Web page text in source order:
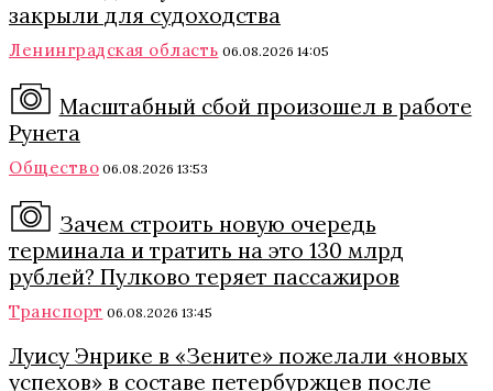
закрыли для судоходства
Ленинградская область 06.08.2026 14:05
Масштабный сбой произошел в работе
Рунета
Общество 06.08.2026 13:53
Зачем строить новую очередь
терминала и тратить на это 130 млрд
рублей? Пулково теряет пассажиров
Транспорт 06.08.2026 13:45
Луису Энрике в «Зените» пожелали «новых
успехов» в составе петербуржцев после